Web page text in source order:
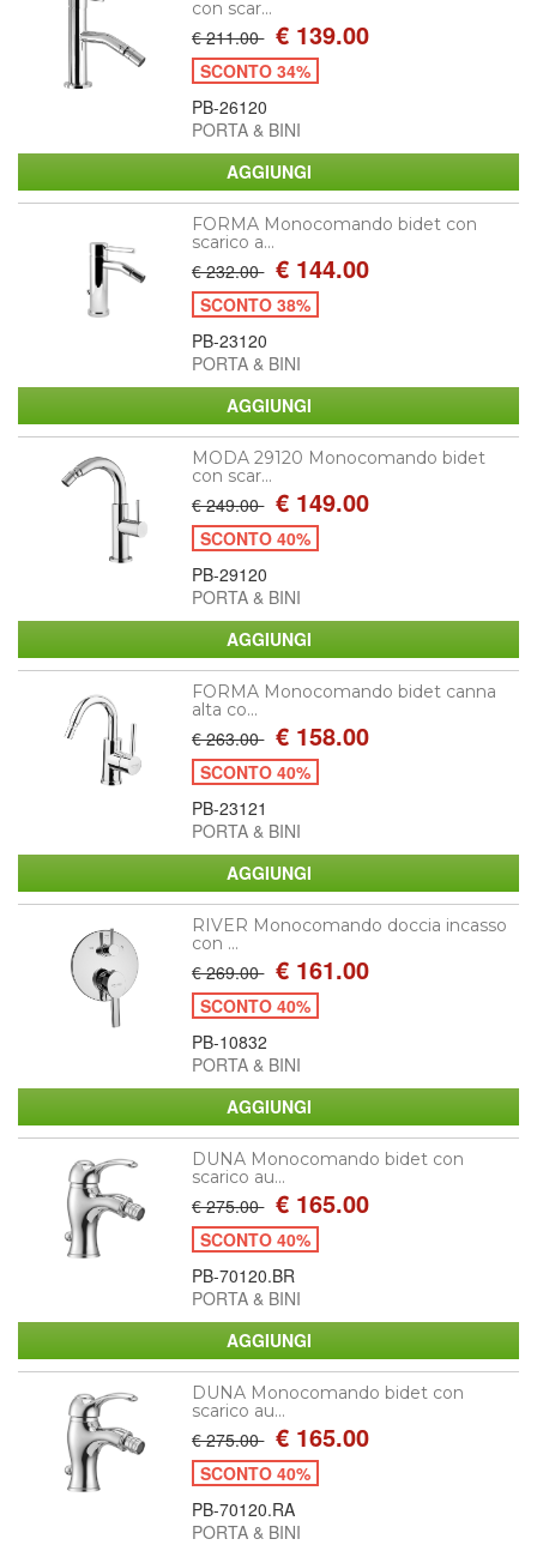
con scar...
€ 211.00 € 139.00
SCONTO 34%
PB-26120
PORTA & BINI
FORMA Monocomando bidet con
scarico a...
€ 232.00 € 144.00
SCONTO 38%
PB-23120
PORTA & BINI
MODA 29120 Monocomando bidet
con scar...
€ 249.00 € 149.00
SCONTO 40%
PB-29120
PORTA & BINI
FORMA Monocomando bidet canna
alta co...
€ 263.00 € 158.00
SCONTO 40%
PB-23121
PORTA & BINI
RIVER Monocomando doccia incasso
con ...
€ 269.00 € 161.00
SCONTO 40%
PB-10832
PORTA & BINI
DUNA Monocomando bidet con
scarico au...
€ 275.00 € 165.00
SCONTO 40%
PB-70120.BR
PORTA & BINI
DUNA Monocomando bidet con
scarico au...
€ 275.00 € 165.00
SCONTO 40%
PB-70120.RA
PORTA & BINI